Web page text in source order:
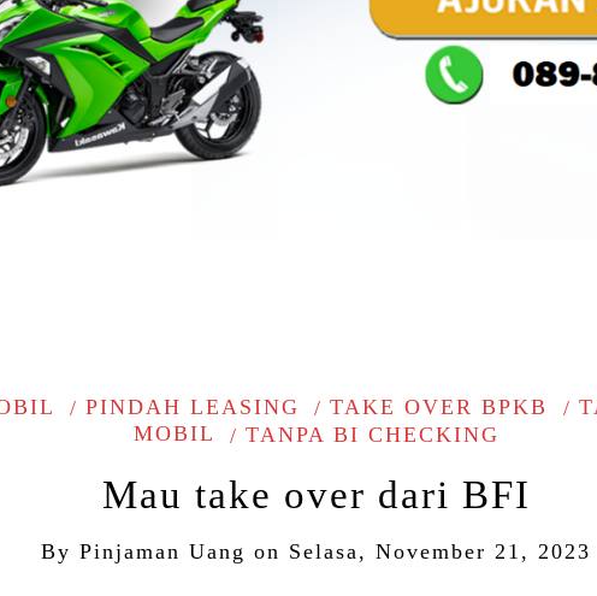
PINDAH LEASING TAKE OVER BPKB
MOBIL
TANPA BI CHECKING
Mau take over dari BFI
ByPinjaman Uang on Selasa, November 21, 2023